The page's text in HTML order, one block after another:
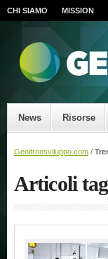
CHI SIAMO MISSION
News Risorse
Genitronsviluppo.com /
Articoli